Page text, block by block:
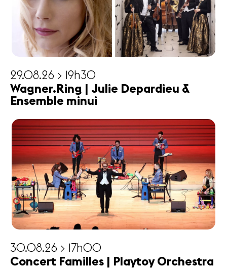
29.08.26 > 19h30
Wagner.Ring | Julie Depardieu &
Ensemble minui
30.08.26 > 17h00
Concert Familles | Playtoy Orchestra